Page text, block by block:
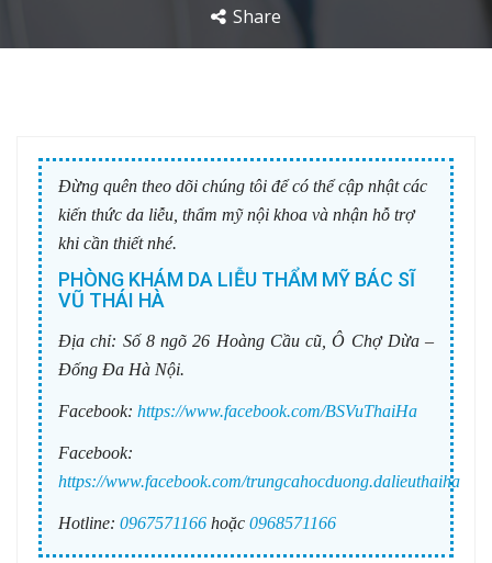
Share
Đừng quên theo dõi chúng tôi để có thể cập nhật các
kiến thức da liễu, thẩm mỹ nội khoa và nhận hỗ trợ
khi cần thiết nhé.
PHÒNG KHÁM DA LIỄU THẨM MỸ BÁC SĨ
VŨ THÁI HÀ
Địa chỉ: Số 8 ngõ 26 Hoàng Cầu cũ, Ô Chợ Dừa –
Đống Đa Hà Nội.
Facebook: https://www.facebook.com/BSVuThaiHa
Facebook:
https://www.facebook.com/trungcahocduong.dalieuthaiha
Hotline: 0967571166 hoặc 0968571166